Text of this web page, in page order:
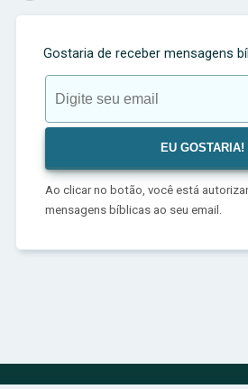
Gostaria de receber mensagens
Ao clicar no botão, você está
mensagens bíblicas ao seu email.